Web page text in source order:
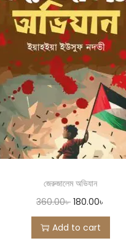
জেরুজালেম অভিযান
360.00৳ 180.00৳
Add to cart